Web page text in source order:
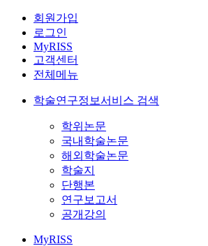
회원가입
로그인
MyRISS
고객센터
전체메뉴
학술연구정보서비스 검색
학위논문
국내학술논문
해외학술논문
학술지
단행본
연구보고서
공개강의
MyRISS